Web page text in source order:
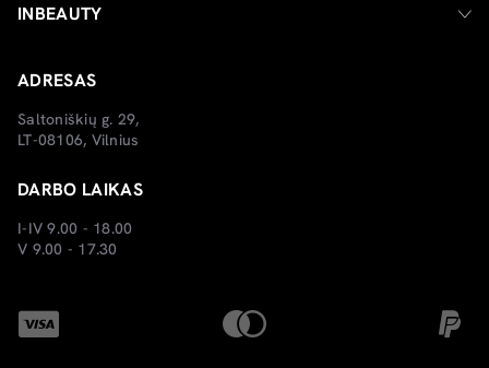
INBEAUTY
ADRESAS
Saltoniškių g. 29,
LT-08106, Vilnius
DARBO LAIKAS
I-IV 9.00 - 18.00
V 9.00 - 17.30